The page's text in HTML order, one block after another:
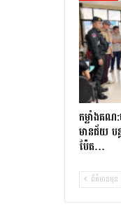
កម្លាំងគណ:
មានជ័យ ប
ប៉ែត…
ព័ត៌មានមុន